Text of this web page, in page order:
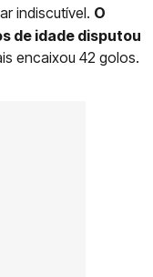
indiscutível. O
de idade disputou
encaixou 42 golos.